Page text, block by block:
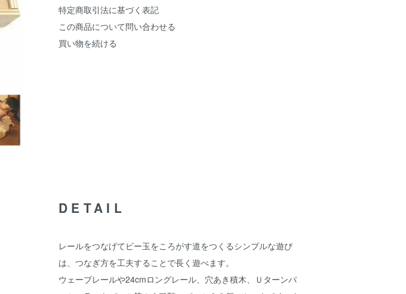
特定商取引法に基づく表記
この商品について問い合わせる
買い物を続ける
DETAIL
レールをつなげてビー玉をころがす道をつくるシンプルな遊び
は、つなぎ方を工夫することで長く遊べます。
ウェーブレールや24cmロングレール、穴あき積木、Ｕターンパ